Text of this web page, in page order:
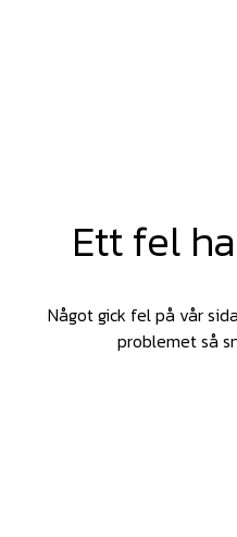
Ett fel
Något gick fel på vår
problemet så